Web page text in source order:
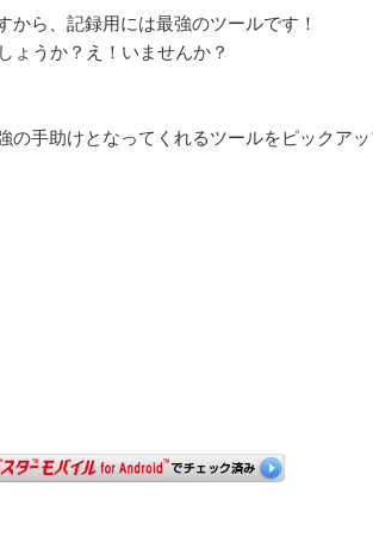
から、記録用には最強のツールです！
ょうか？え！いませんか？
手助けとなってくれるツールをピックア